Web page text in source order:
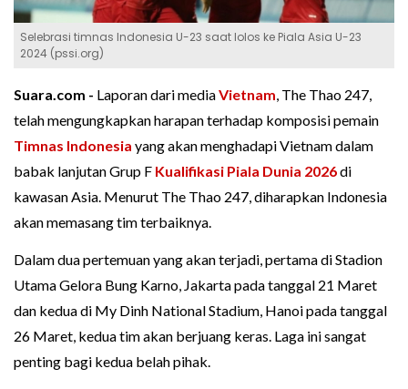
Selebrasi timnas Indonesia U-23 saat lolos ke Piala Asia U-23
2024 (pssi.org)
Suara.com - Laporan dari mediaVietnam, The Thao 247,
telah mengungkapkan harapan terhadap komposisi pemain
Timnas Indonesia yang akan menghadapi Vietnam dalam
babak lanjutan Grup F Kualifikasi Piala Dunia 2026di
kawasan Asia. Menurut The Thao 247, diharapkan Indonesia
akan memasang tim terbaiknya.
Dalam dua pertemuan yang akan terjadi, pertama di Stadion
Utama Gelora Bung Karno, Jakarta pada tanggal 21 Maret
dan kedua di My Dinh National Stadium, Hanoi pada tanggal
26 Maret, kedua tim akan berjuang keras. Laga ini sangat
penting bagi kedua belah pihak.